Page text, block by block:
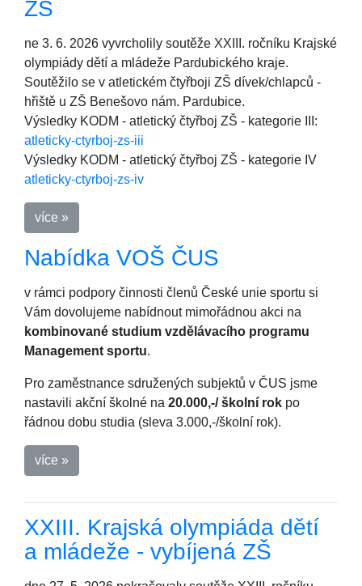
ZŠ
ne 3. 6. 2026 vyvrcholily soutěže XXIII. ročníku Krajské
olympiády dětí a mládeže Pardubického kraje.
Soutěžilo se v atletickém čtyřboji ZŠ dívek/chlapců -
hřiště u ZŠ Benešovo nám. Pardubice.
Výsledky KODM - atletický čtyřboj ZŠ - kategorie III:
atleticky-ctyrboj-zs-iii
Výsledky KODM - atletický čtyřboj ZŠ - kategorie IV
atleticky-ctyrboj-zs-iv
více »
Nabídka VOŠ ČUS
v rámci podpory činnosti členů České unie sportu si
Vám dovolujeme nabídnout mimořádnou akci na
kombinované studium vzdělávacího programu
Management sportu.
Pro zaměstnance sdružených subjektů v ČUS jsme
nastavili akční školné na 20.000,-/ školní rok po
řádnou dobu studia (sleva 3.000,-/školní rok).
více »
XXIII. Krajská olympiáda dětí
a mládeže - vybíjená ZŠ